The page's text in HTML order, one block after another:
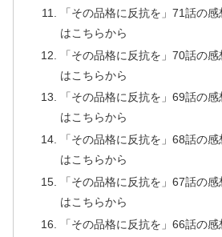
「その品格に反抗を」71話の感
はこちらから
「その品格に反抗を」70話の感
はこちらから
「その品格に反抗を」69話の感
はこちらから
「その品格に反抗を」68話の感
はこちらから
「その品格に反抗を」67話の感
はこちらから
「その品格に反抗を」66話の感